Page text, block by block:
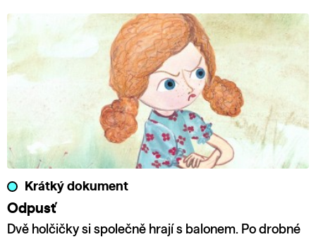
Krátký dokument
Odpusť
Dvě holčičky si společně hrají s balonem. Po drobné